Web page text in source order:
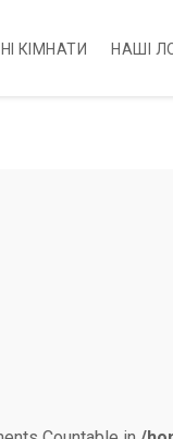
КІМНАТИ НАШІ